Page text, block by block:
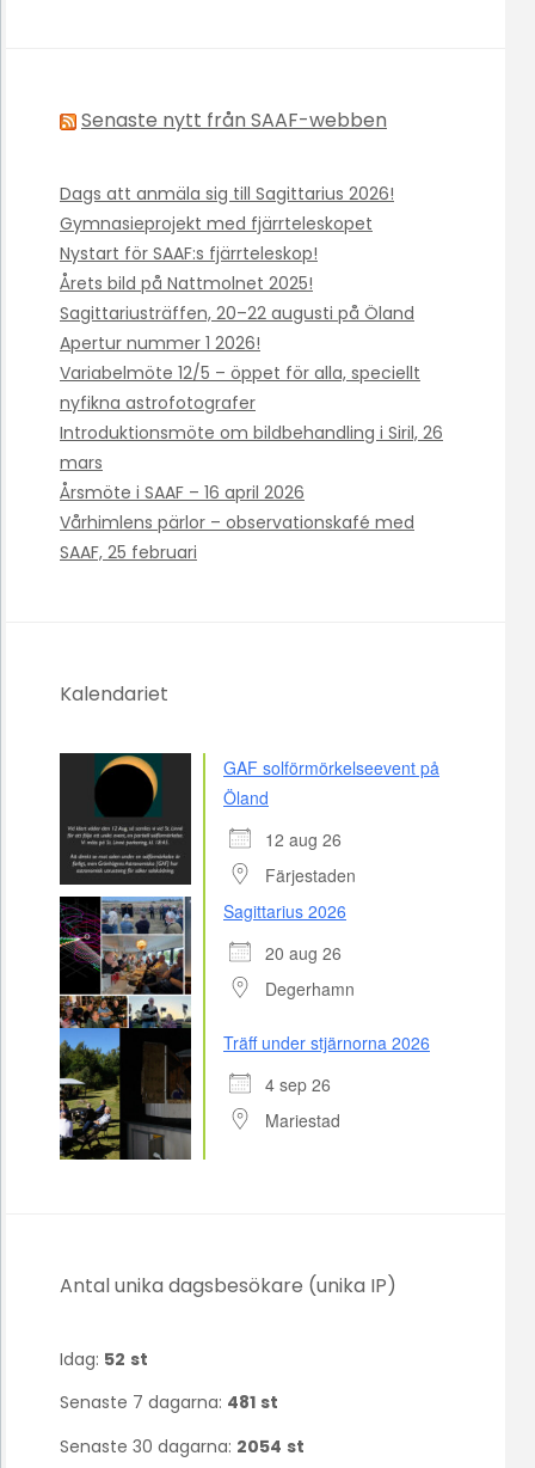
Senaste nytt från SAAF-webben
Dags att anmäla sig till Sagittarius 2026!
Gymnasieprojekt med fjärrteleskopet
Nystart för SAAF:s fjärrteleskop!
Årets bild på Nattmolnet 2025!
Sagittariusträffen, 20–22 augusti på Öland
Apertur nummer 1 2026!
Variabelmöte 12/5 – öppet för alla, speciellt
nyfikna astrofotografer
Introduktionsmöte om bildbehandling i Siril, 26
mars
Årsmöte i SAAF – 16 april 2026
Vårhimlens pärlor – observationskafé med
SAAF, 25 februari
Kalendariet
GAF solförmörkelseevent på
Öland
12 aug 26
Färjestaden
Sagittarius 2026
20 aug 26
Degerhamn
Träff under stjärnorna 2026
4 sep 26
Mariestad
Antal unika dagsbesökare (unika IP)
Idag: 52 st
Senaste 7 dagarna: 481 st
Senaste 30 dagarna: 2054 st